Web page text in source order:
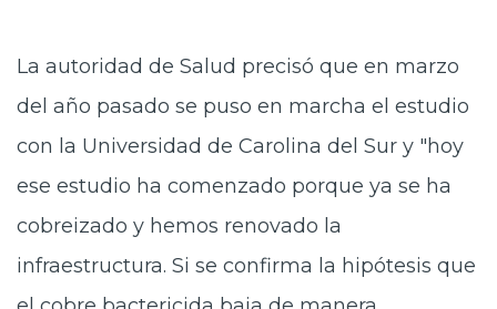
La autoridad de Salud precisó que en marzo
del año pasado se puso en marcha el estudio
con la Universidad de Carolina del Sur y "hoy
ese estudio ha comenzado porque ya se ha
cobreizado y hemos renovado la
infraestructura. Si se confirma la hipótesis que